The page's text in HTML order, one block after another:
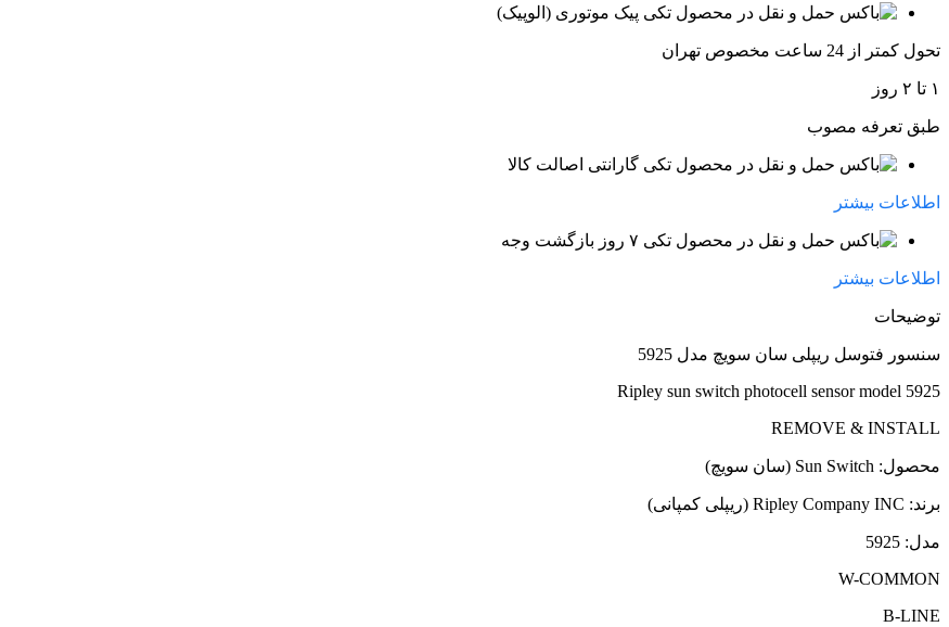
پیک موتوری (الوپیک)
تحول کمتر از 24 ساعت مخصوص تهران
۱ تا ۲ روز
طبق تعرفه مصوب
گارانتی اصالت کالا
اطلاعات بیشتر
۷ روز بازگشت وجه
اطلاعات بیشتر
توضیحات
سنسور فتوسل ریپلی سان سویچ مدل 5925
Ripley sun switch photocell sensor model 5925
REMOVE & INSTALL
محصول: Sun Switch (سان سویچ)
برند: Ripley Company INC (ریپلی کمپانی)
مدل: 5925
W-COMMON
B-LINE